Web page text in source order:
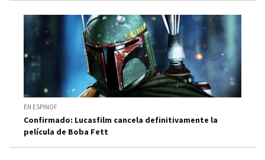
EN ESPINOF
Confirmado: Lucasfilm cancela definitivamente la
película de Boba Fett